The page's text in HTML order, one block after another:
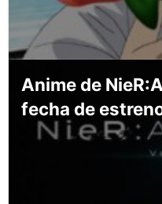
Anime de
fecha de